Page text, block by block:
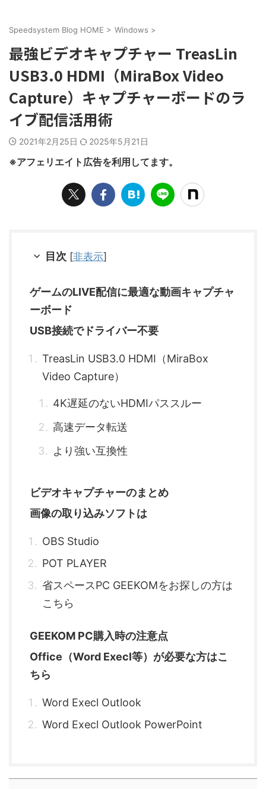
Speedsystem Blog HOME > Windows >
最強ビデオキャプチャー TreasLin
USB3.0 HDMI（MiraBox Video
Capture）キャプチャーボードのラ
イブ配信活用術
2021年2月25日 2025年5月21日
※アフェリエイト広告を利用してます。
目次 [非表示]
ゲームのLIVE配信に最適な動画キャプチャ
ーボード
USB接続でドライバー不要
TreasLin USB3.0 HDMI（MiraBox
Video Capture）
4K遅延のないHDMIパススルー
高速データ転送
より強い互換性
ビデオキャプチャーのまとめ
画像の取り込みソフトは
OBS Studio
POT PLAYER
省スペースPC GEEKOMをお探しの方は
こちら
GEEKOM PC購入時の注意点
Office（Word Execl等）が必要な方はこ
ちら
Word Execl Outlook
Word Execl Outlook PowerPoint